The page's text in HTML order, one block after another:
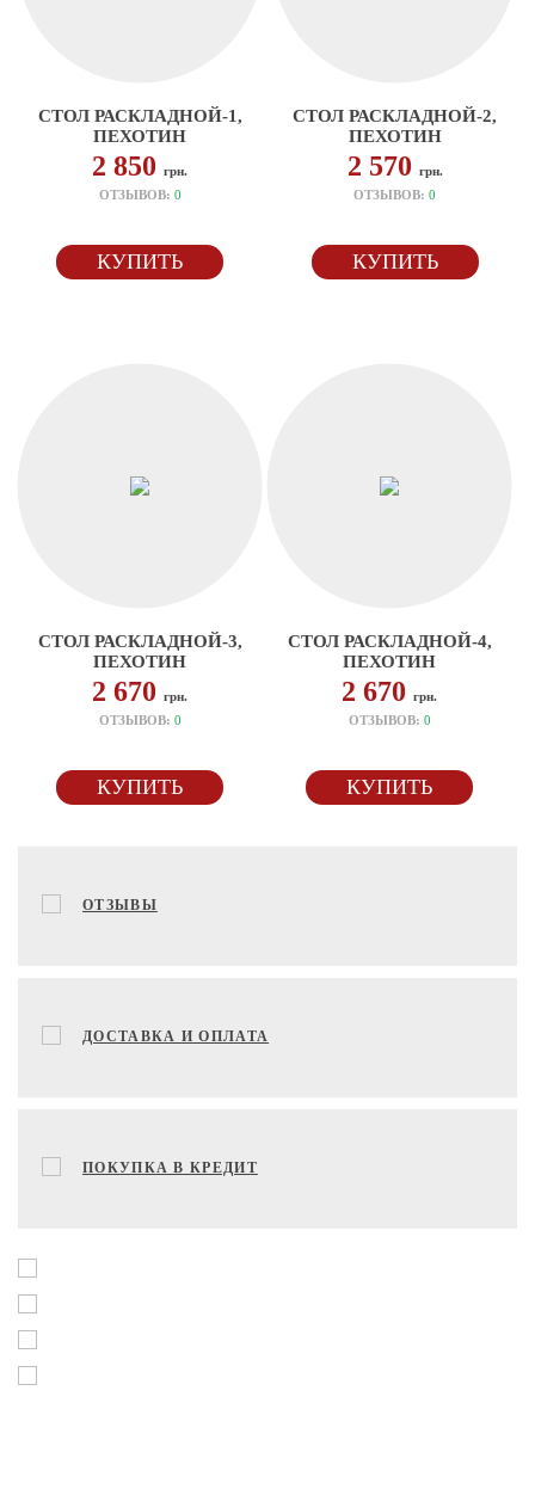
СТОЛ РАСКЛАДНОЙ-1,
ПЕХОТИН
2 850грн.
ОТЗЫВОВ: 0
КУПИТЬ
СТОЛ РАСКЛАДНОЙ-2,
ПЕХОТИН
2 570 грн.
ОТЗЫВОВ:0
КУПИТЬ
СТОЛ РАСКЛАДНОЙ-3,
ПЕХОТИН
2 670грн.
ОТЗЫВОВ: 0
КУПИТЬ
СТОЛ РАСКЛАДНОЙ-4,
ПЕХОТИН
2 670грн.
ОТЗЫВОВ: 0
КУПИТЬ
ОТЗЫВЫ
ДОСТАВКА И ОПЛАТА
ПОКУПКА В КРЕДИТ